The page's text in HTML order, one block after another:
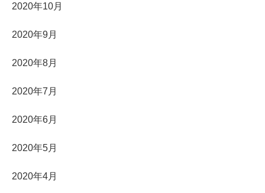
2020年10月
2020年9月
2020年8月
2020年7月
2020年6月
2020年5月
2020年4月